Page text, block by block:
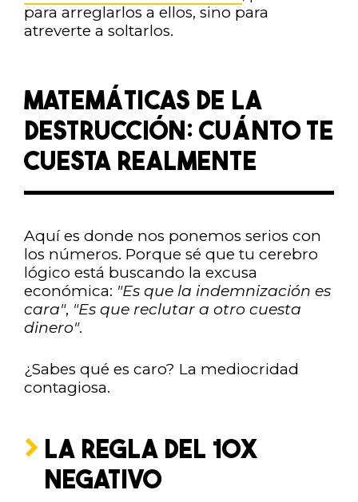
para arreglarlos a ellos, sino para
atreverte a soltarlos.
MATEMÁTICAS DE LA
DESTRUCCIÓN: CUÁNTO TE
CUESTA REALMENTE
Aquí es donde nos ponemos serios con
los números. Porque sé que tu cerebro
lógico está buscando la excusa
económica: "Es que la indemnización es
cara", "Es que reclutar a otro cuesta
dinero".
¿Sabes qué es caro? La mediocridad
contagiosa.
LA REGLA DEL 10X
NEGATIVO